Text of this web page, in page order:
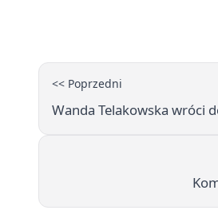
<< Poprzedni
Wanda Telakowska wróci